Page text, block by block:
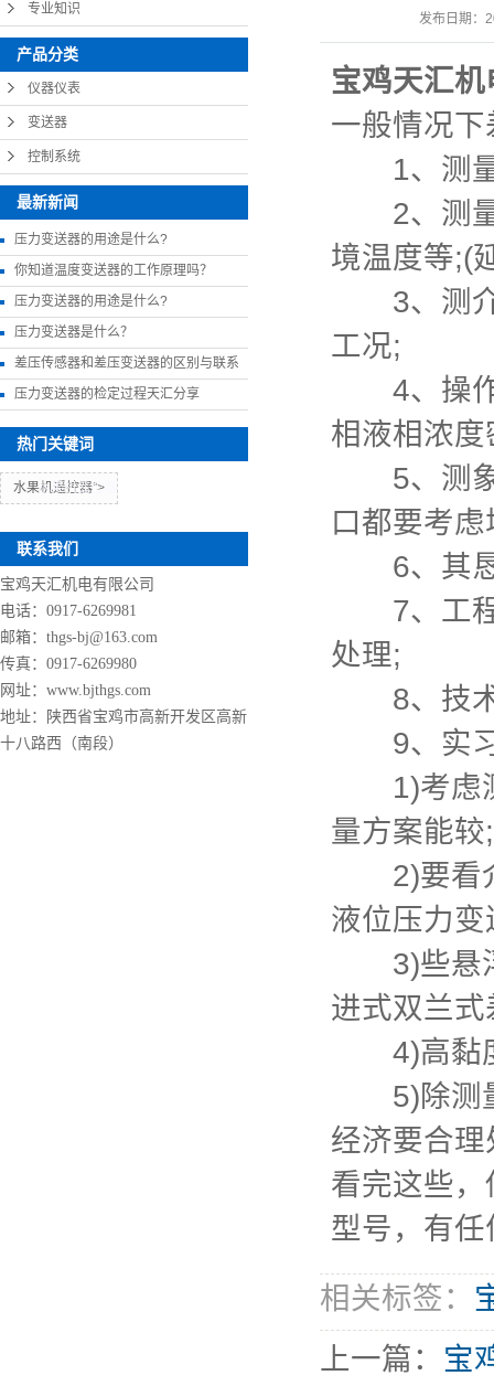
专业知识
产品分类
仪器仪表
变送器
控制系统
最新新闻
压力变送器的用途是什么?
你知道温度变送器的工作原理吗？
压力变送器的用途是什么?
压力变送器是什么？
差压传感器和差压变送器的区别与联系
压力变送器的检定过程天汇分享
热门关键词
水果机遥控器">
水果机遥控器
联系我们
宝鸡天汇机电有限公司
电话：0917-6269981
邮箱：thgs-bj@163.com
传真：0917-6269980
网址：www.bjthgs.com
地址：陕西省宝鸡市高新开发区高新
十八路西（南段）
发布日期：
宝鸡天汇机
一般情况
1、测量
2、测量
境温度等;(
3、测介
工况;
4、操作
相液相浓
5、测象
口都要考
6、其恳
7、工程
处理;
8、技术
9、实习
1)考虑测
量方案能较;
2)要看介
液位压力
3)些悬浮
进式双兰
4)高黏度
5)除测量
经济要合
看完这些
型号，有
相关标签：
上一篇： 宝